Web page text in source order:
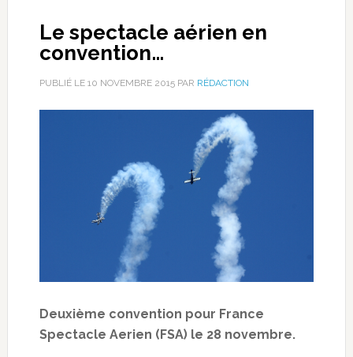
Le spectacle aérien en
convention…
PUBLIÉ LE 10 NOVEMBRE 2015PAR RÉDACTION
Deuxième convention pour France
Spectacle Aerien (FSA) le 28 novembre.